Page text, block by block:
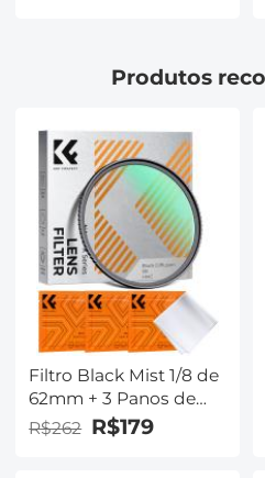
Produtos
Filtro Black Mist 1/8 de
62mm + 3 Panos de
Limpeza com 18
Camadas de
R$262 R$179